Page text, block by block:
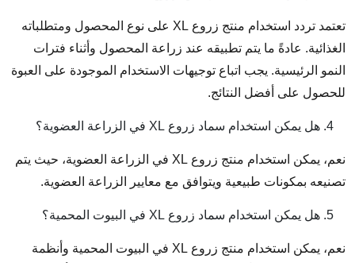
تعتمد تردد استخدام منتج زروع XL على نوع المحصول ومتطلباته
الغذائية. عادةً ما يتم تطبيقه عند زراعة المحصول وأثناء فترات
النمو الرئيسية. يجب اتباع توجيهات الاستخدام الموجودة على العبوة
للحصول على أفضل النتائج.
هل يمكن استخدام سماد زروع XL في الزراعة العضوية؟
نعم، يمكن استخدام منتج زروع XL في الزراعة العضوية، حيث يتم
تصنيعه بمكونات طبيعية ويتوافق مع معايير الزراعة العضوية.
هل يمكن استخدام سماد زروع XL في البيوت المحمية؟
نعم، يمكن استخدام منتج زروع XL في البيوت المحمية وأنظمة